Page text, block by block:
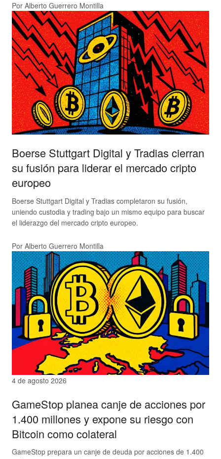
Por Alberto Guerrero Montilla
Boerse Stuttgart Digital y Tradias cierran
su fusión para liderar el mercado cripto
europeo
Boerse Stuttgart Digital y Tradias completaron su fusión,
uniendo custodia y trading bajo un mismo equipo para buscar
el liderazgo del mercado cripto europeo.
Por Alberto Guerrero Montilla
4 de agosto 2026
GameStop planea canje de acciones por
1.400 millones y expone su riesgo con
Bitcoin como colateral
GameStop prepara un canje de deuda por acciones de 1.400